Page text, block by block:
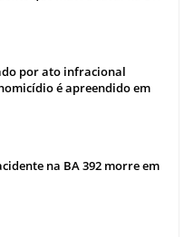
por ato infracional
é apreendido em
na BA 392 morre em